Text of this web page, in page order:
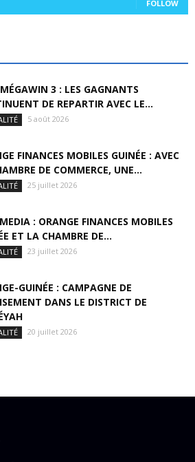
FOLLOW
3 : LES GAGNANTS
DE REPARTIR AVEC LE...
5 août 2026
FINANCES MOBILES GUINÉE : AVEC
DE COMMERCE, UNE...
25 juillet 2026
: ORANGE FINANCES MOBILES
ET LA CHAMBRE DE...
23 juillet 2026
GUINÉE : CAMPAGNE DE
DANS LE DISTRICT DE
20 juillet 2026